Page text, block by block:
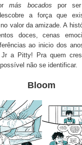
más bocados por ser
a força que
valor da amizade. A
doces, cenas
ao inicio dos
a Pitty! Pra quem
não se identificar.
Bloom